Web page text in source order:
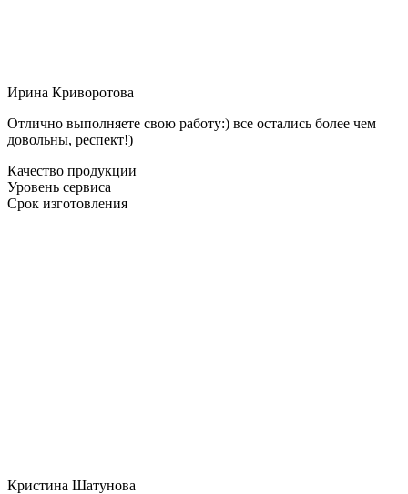
Ирина Криворотова
Отлично выполняете свою работу:) все остались более чем
довольны, респект!)
Качество продукции
Уровень сервиса
Срок изготовления
Кристина Шатунова